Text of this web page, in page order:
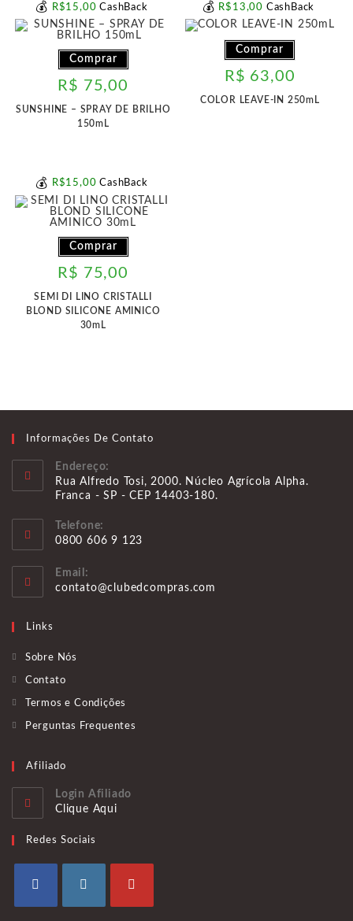
💰 R$15,00CashBack
Comprar
R$ 75,00
SUNSHINE – SPRAY DE BRILHO
150mL
💰 R$ 13,00 CashBack
Comprar
R$ 63,00
COLOR LEAVE-IN 250mL
💰 R$15,00CashBack
Comprar
R$ 75,00
SEMI DI LINO CRISTALLI
BLOND SILICONE AMINICO
30mL
Informações De Contato
Endereço:
Rua Alfredo Tosi, 2000. Núcleo Agrícola Alpha.
Franca - SP - CEP 14403-180.
Telefone:
0800 606 9 123
em
Email:
contato@clubedcompras.com
Links
Sobre Nós
Contato
Termos e Condições
Perguntas Frequentes
Afiliado
Login Afiliado
Clique Aqui
Redes Sociais